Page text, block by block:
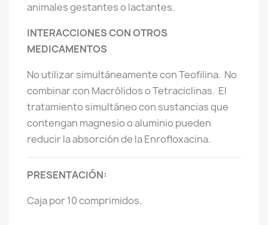
animales gestantes o lactantes.
INTERACCIONES CON OTROS
MEDICAMENTOS
No utilizar simultáneamente con Teofilina. No
combinar con Macrólidos o Tetraciclinas. El
tratamiento simultáneo con sustancias que
contengan magnesio o aluminio pueden
reducir la absorción de la Enrofloxacina.
PRESENTACIÓN:
Caja por 10 comprimidos.